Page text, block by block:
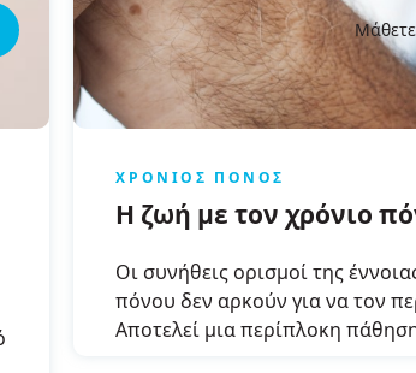
ΧΡΌΝΙΟΣ ΠΌΝΟΣ
Η ζωή με τον χρόνιο
Οι συνήθεις ορισμοί της
πόνου δεν αρκούν για να τον
Αποτελεί μια περίπλοκη